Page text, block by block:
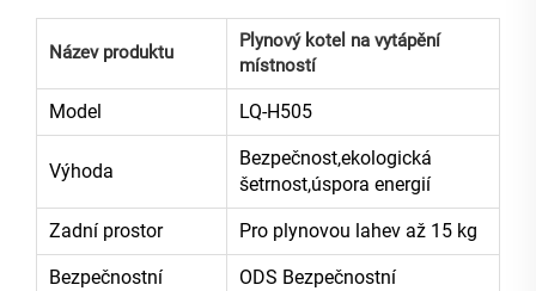
Název produktu
Plynový kotel na vytápění
místností
Model LQ-H505
Výhoda
Bezpečnost,ekologická
šetrnost,úspora energií
Zadní prostor Pro plynovou lahev až 15 kg
Bezpečnostní
ODS Bezpečnostní